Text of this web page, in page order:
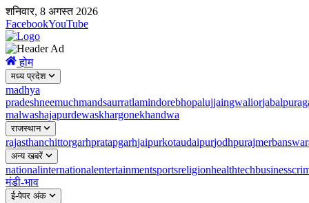
शनिवार, 8 अगस्त 2026
FacebookYouTube
होम
मध्य प्रदेश
madhya
pradeshneemuchmandsaurratlamindorebhopalujjaingwaliorjabalpur
malwashajapurdewaskhargonekhandwa
राजस्थान
rajasthanchittorgarhpratapgarhjaipurkotaudaipurjodhpurajmer
अन्य खबरें
nationalinternationalentertainmentsportsreligionhealthtechbusiness
मंडी-भाव
ई-पेपर अंक